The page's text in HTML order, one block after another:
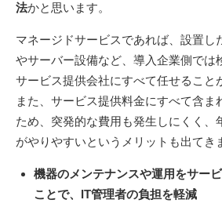
法かと思います。
マネージドサービスであれば、設置し
やサーバー設備など、導入企業側では
サービス提供会社にすべて任せること
また、サービス提供料金にすべて含ま
ため、突発的な費用も発生しにくく、
がやりやすいというメリットも出てき
機器のメンテナンスや運用をサー
ことで、IT管理者の負担を軽減